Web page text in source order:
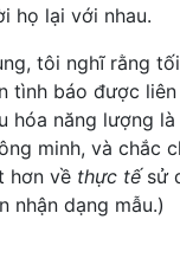
họ lại với nhau.
tôi nghĩ rằng
tình báo được
hóa năng lượng
minh, và chắc
hơn về thực tếsử
nhận dạng mẫu.)